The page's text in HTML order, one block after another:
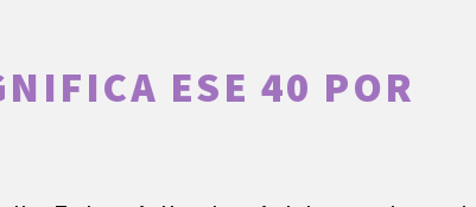
ESE 40 POR